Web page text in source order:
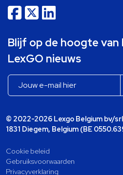
Blijf op de hoogte
LexGO nieuws
© 2022-2026 Lexgo Belgium bv/
1831 Diegem, Belgium (BE
Cookie beleid
Gebruiksvoorwaarden
Privacyverklaring